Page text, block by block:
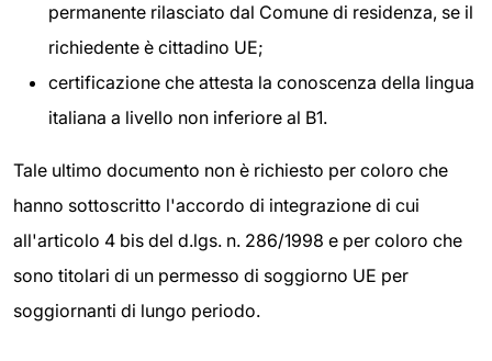
permanente rilasciato dal Comune di residenza, se il
richiedente è cittadino UE;
certificazione che attesta la conoscenza della lingua
italiana a livello non inferiore al B1.
Tale ultimo documento non è richiesto per coloro che
hanno sottoscritto l'accordo di integrazione di cui
all'articolo 4 bis del d.lgs. n. 286/1998 e per coloro che
sono titolari di un permesso di soggiorno UE per
soggiornanti di lungo periodo.